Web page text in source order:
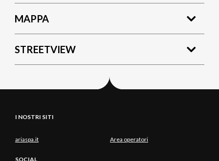
MAPPA
STREETVIEW
I NOSTRI SITI
ariaspa.it Area operatori
SOCIAL